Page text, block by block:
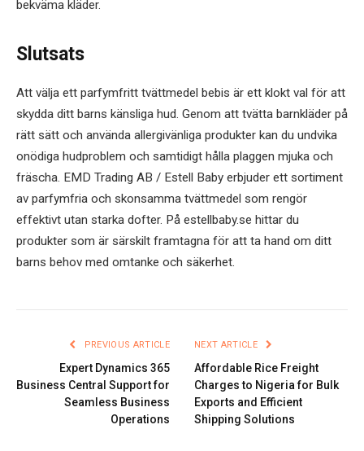
bekväma kläder.
Slutsats
Att välja ett parfymfritt tvättmedel bebis är ett klokt val för att
skydda ditt barns känsliga hud. Genom att tvätta barnkläder på
rätt sätt och använda allergivänliga produkter kan du undvika
onödiga hudproblem och samtidigt hålla plaggen mjuka och
fräscha. EMD Trading AB / Estell Baby erbjuder ett sortiment
av parfymfria och skonsamma tvättmedel som rengör
effektivt utan starka dofter. På estellbaby.se hittar du
produkter som är särskilt framtagna för att ta hand om ditt
barns behov med omtanke och säkerhet.
PREVIOUS ARTICLE
Expert Dynamics 365
Business Central Support for
Seamless Business
Operations
NEXT ARTICLE
Affordable Rice Freight
Charges to Nigeria for Bulk
Exports and Efficient
Shipping Solutions